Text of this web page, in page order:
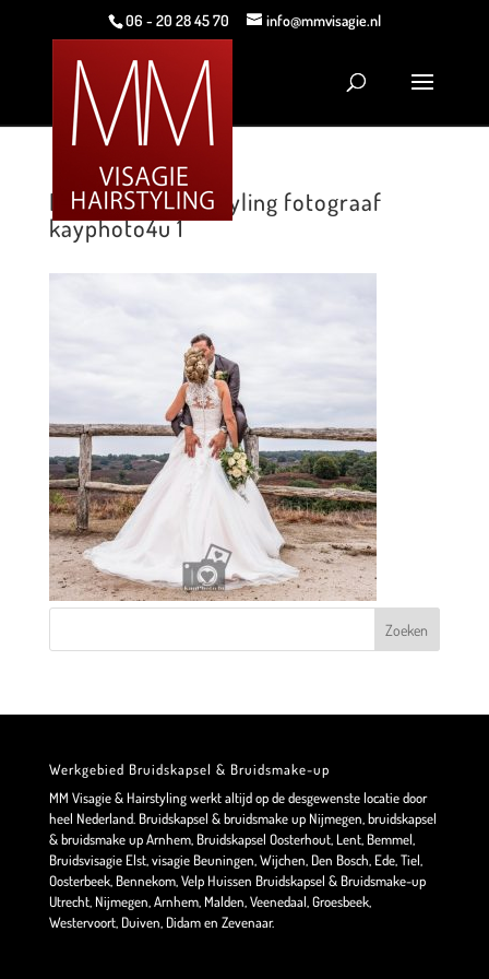
06 - 20 28 45 70 info@mmvisagie.nl
MM Visagie Hairstyling fotograaf
kayphoto4u 1
Werkgebied Bruidskapsel & Bruidsmake-up
MM Visagie & Hairstyling werkt altijd op de desgewenste locatie door
heel Nederland. Bruidskapsel & bruidsmake up Nijmegen, bruidskapsel
& bruidsmake up Arnhem, Bruidskapsel Oosterhout, Lent, Bemmel,
Bruidsvisagie Elst, visagie Beuningen, Wijchen, Den Bosch, Ede, Tiel,
Oosterbeek, Bennekom, Velp Huissen Bruidskapsel & Bruidsmake-up
Utrecht, Nijmegen, Arnhem, Malden, Veenedaal, Groesbeek,
Westervoort, Duiven, Didam en Zevenaar.